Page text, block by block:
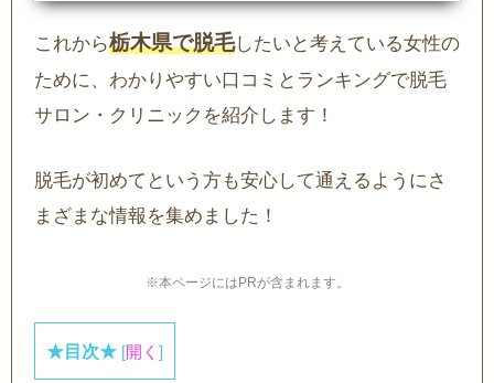
これから栃木県で脱毛したいと考えている女性の
ために、わかりやすい口コミとランキングで脱毛
サロン・クリニックを紹介します！
脱毛が初めてという方も安心して通えるようにさ
まざまな情報を集めました！
※本ページにはPRが含まれます。
★目次★ [開く ]